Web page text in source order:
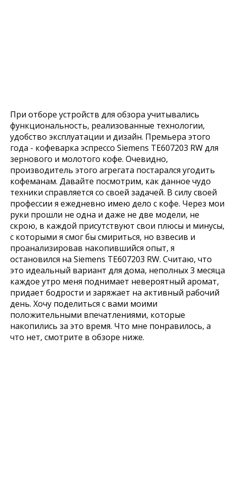
При отборе устройств для обзора учитывались
функциональность, реализованные технологии,
удобство эксплуатации и дизайн. Премьера этого
года - кофеварка эспрессо Siemens TE607203 RW для
зернового и молотого кофе. Очевидно,
производитель этого агрегата постарался угодить
кофеманам. Давайте посмотрим, как данное чудо
техники справляется со своей задачей. В силу своей
профессии я ежедневно имею дело с кофе. Через мои
руки прошли не одна и даже не две модели, не
скрою, в каждой присутствуют свои плюсы и минусы,
с которыми я смог бы смириться, но взвесив и
проанализировав накопившийся опыт, я
остановился на Siemens TE607203 RW. Считаю, что
это идеальный вариант для дома, неполных 3 месяца
каждое утро меня поднимает невероятный аромат,
придает бодрости и заряжает на активный рабочий
день. Хочу поделиться с вами моими
положительными впечатлениями, которые
накопились за это время. Что мне понравилось, а
что нет, смотрите в обзоре ниже.